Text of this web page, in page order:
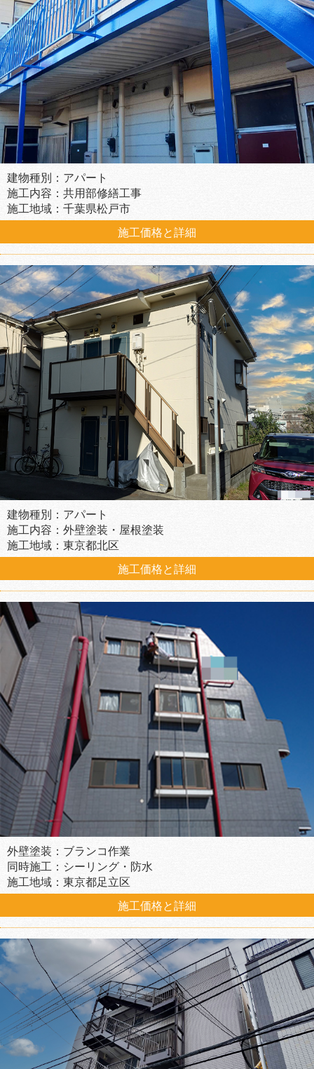
建物種別：アパート
施工内容：共用部修繕工事
施工地域：千葉県松戸市
施工価格と詳細
建物種別：アパート
施工内容：外壁塗装・屋根塗装
施工地域：東京都北区
施工価格と詳細
外壁塗装：ブランコ作業
同時施工：シーリング・防水
施工地域：東京都足立区
施工価格と詳細